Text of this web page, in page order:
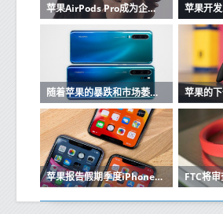
苹果AirPods Pro成为企业家最好朋友的3个原因
随着苹果的暴跌和市场萎缩，华为在中国保持强大
苹果报告假期季度iPhone销售强劲